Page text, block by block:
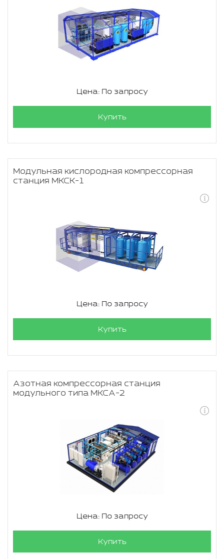
Цена: По запросу
Купить
Модульная кислородная компрессорная
станция МКСК-1
Цена: По запросу
Купить
Азотная компрессорная станция
модульного типа МКСА-2
Цена: По запросу
Купить